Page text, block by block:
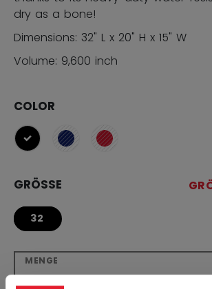
dry as a bone!
Dimensions: 32" L x 20" H x 15" W
Volume: 9,600 inch
COLOR
ausgewählt
GRÖSSE
32
MENGE